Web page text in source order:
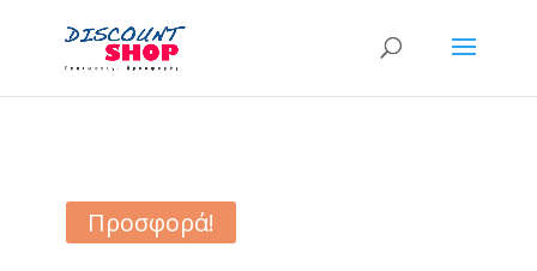
Προσφορά!